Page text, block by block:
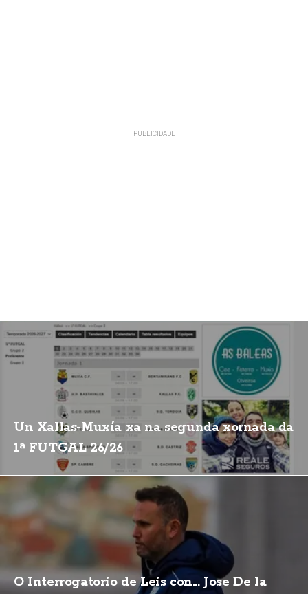
Un Xallas-Muxía xa na segunda xornada da
1ª FUTGAL 26/26
O Interrogatorio de Leis con... Jose De la